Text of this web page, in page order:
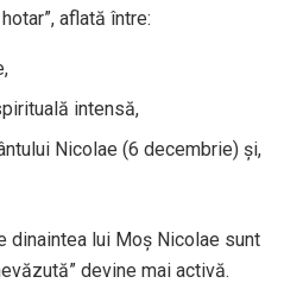
aflată între:
intensă,
Nicolae (6 decembrie) și,
dinaintea lui Moș Nicolae sunt
devine mai activă.